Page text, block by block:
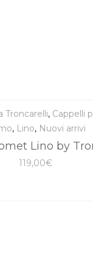
Troncarelli, Cappelli
, Lino, Nuovi arrivi
Lino by
119,00€